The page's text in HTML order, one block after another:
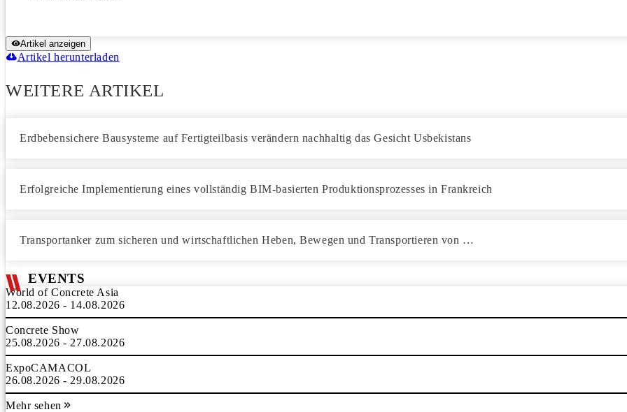
Artikel anzeigen
Artikel herunterladen
WEITERE ARTIKEL
Erdbebensichere Bausysteme auf Fertigteilbasis verändern nachhaltig das Gesicht Usbekistans
Erfolgreiche Implementierung eines vollständig BIM-basierten Produktionsprozesses in Frankreich
Transportanker zum sicheren und wirtschaftlichen Heben, Bewegen und Transportieren von …
EVENTS
World of Concrete Asia
12.08.2026 - 14.08.2026
Concrete Show
25.08.2026 - 27.08.2026
ExpoCAMACOL
26.08.2026 - 29.08.2026
Mehr sehen